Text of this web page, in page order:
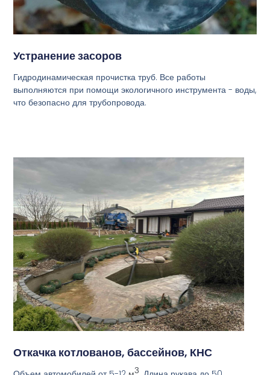
Устранение засоров
Гидродинамическая прочистка труб. Все работы
выполняются при помощи экологичного инструмента - воды,
что безопасно для трубопровода.
Откачка котлованов, бассейнов, КНС
3